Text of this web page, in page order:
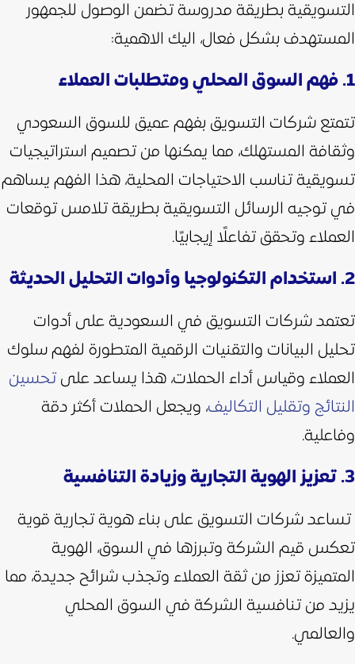
التسويقية بطريقة مدروسة تضمن الوصول للجمهور
المستهدف بشكل فعال، اليك الاهمية:
1. فهم السوق المحلي ومتطلبات العملاء
تتمتع شركات التسويق بفهم عميق للسوق السعودي
وثقافة المستهلك، مما يمكنها من تصميم استراتيجيات
تسويقية تناسب الاحتياجات المحلية، هذا الفهم يساهم
في توجيه الرسائل التسويقية بطريقة تلامس توقعات
العملاء وتحقق تفاعلًا إيجابيًا.
2. استخدام التكنولوجيا وأدوات التحليل الحديثة
تعتمد شركات التسويق في السعودية على أدوات
تحليل البيانات والتقنيات الرقمية المتطورة لفهم سلوك
العملاء وقياس أداء الحملات، هذا يساعد على تحسين
النتائج وتقليل التكاليف، ويجعل الحملات أكثر دقة
وفاعلية.
3. تعزيز الهوية التجارية وزيادة التنافسية
تساعد شركات التسويق على بناء هوية تجارية قوية
تعكس قيم الشركة وتبرزها في السوق، الهوية
المتميزة تعزز من ثقة العملاء وتجذب شرائح جديدة، مما
يزيد من تنافسية الشركة في السوق المحلي
والعالمي.